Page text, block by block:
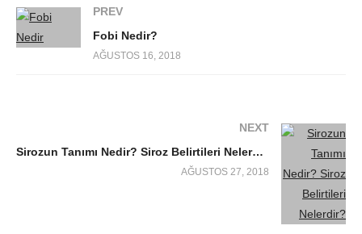
PREV
Fobi Nedir?
AĞUSTOS 16, 2018
NEXT
Sirozun Tanımı Nedir? Siroz Belirtileri Nelerdir?
AĞUSTOS 27, 2018